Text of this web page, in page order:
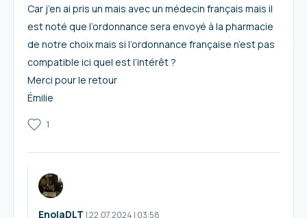
Car j’en ai pris un mais avec un médecin français mais il
est noté que l’ordonnance sera envoyé à la pharmacie
de notre choix mais si l’ordonnance française n’est pas
compatible ici quel est l’intérêt ?
Merci pour le retour
Émilie
1
EnolaDLT I22.07.2024 | 03:58